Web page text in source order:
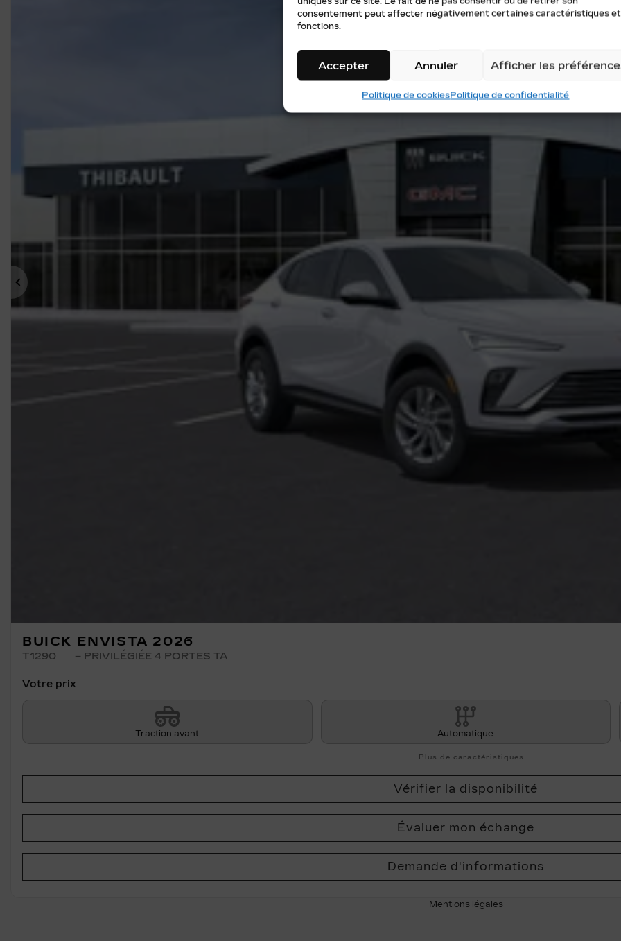
consentement peut affecter négativement certaines caractéristiques et
fonctions.
Accepter Annuler Afficher les
Politique de cookiesPolitique de confidentialité
Précédent
BUICK ENVISTA 2026
T1290 – PRIVILÉGIÉE 4 PORTES TA
Votre prix
Traction avant Automatique
Plus de caractéristiques
Vérifier la disponibilité
Évaluer mon échange
Demande d'informations
Mentions légales